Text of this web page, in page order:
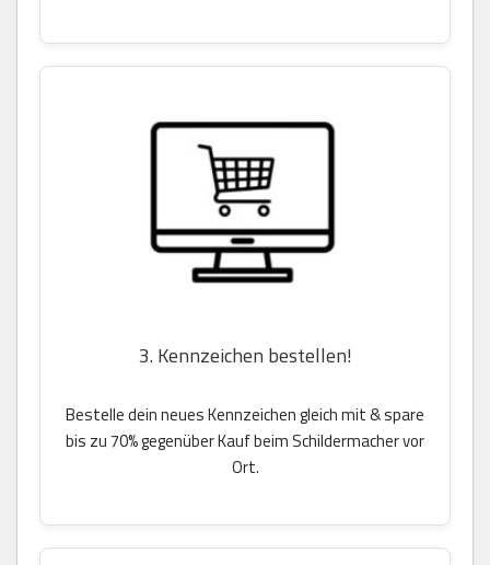
3. Kennzeichen bestellen!
Bestelle dein neues Kennzeichen gleich mit & spare
bis zu 70% gegenüber Kauf beim Schildermacher vor
Ort.